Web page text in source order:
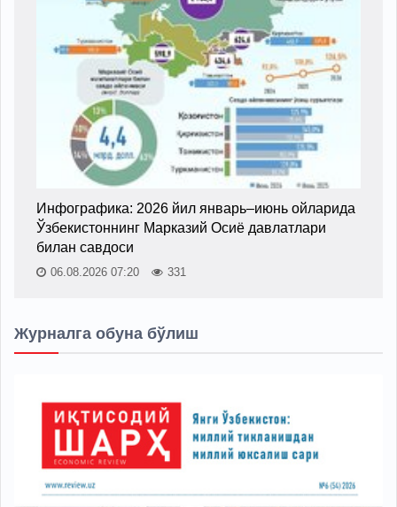
Инфографика: 2026 йил январь–июнь ойларида
Ўзбекистоннинг Марказий Осиё давлатлари
билан савдоси
06.08.2026 07:20 331
Журналга обуна бўлиш